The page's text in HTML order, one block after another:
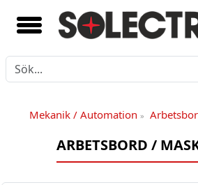
Mekanik / Automation »
ARBETSBORD /